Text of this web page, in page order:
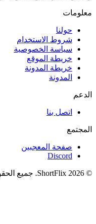
معلومات
حولنا
شروط الاستخدام
سياسة الخصوصية
خريطة الموقع
خريطة المدونة
المدونة
الدعم
اتصل بنا
المجتمع
صفحة المعجبين
Discord
© 2026 ShortFlix. جميع الحقوق محفوظة.